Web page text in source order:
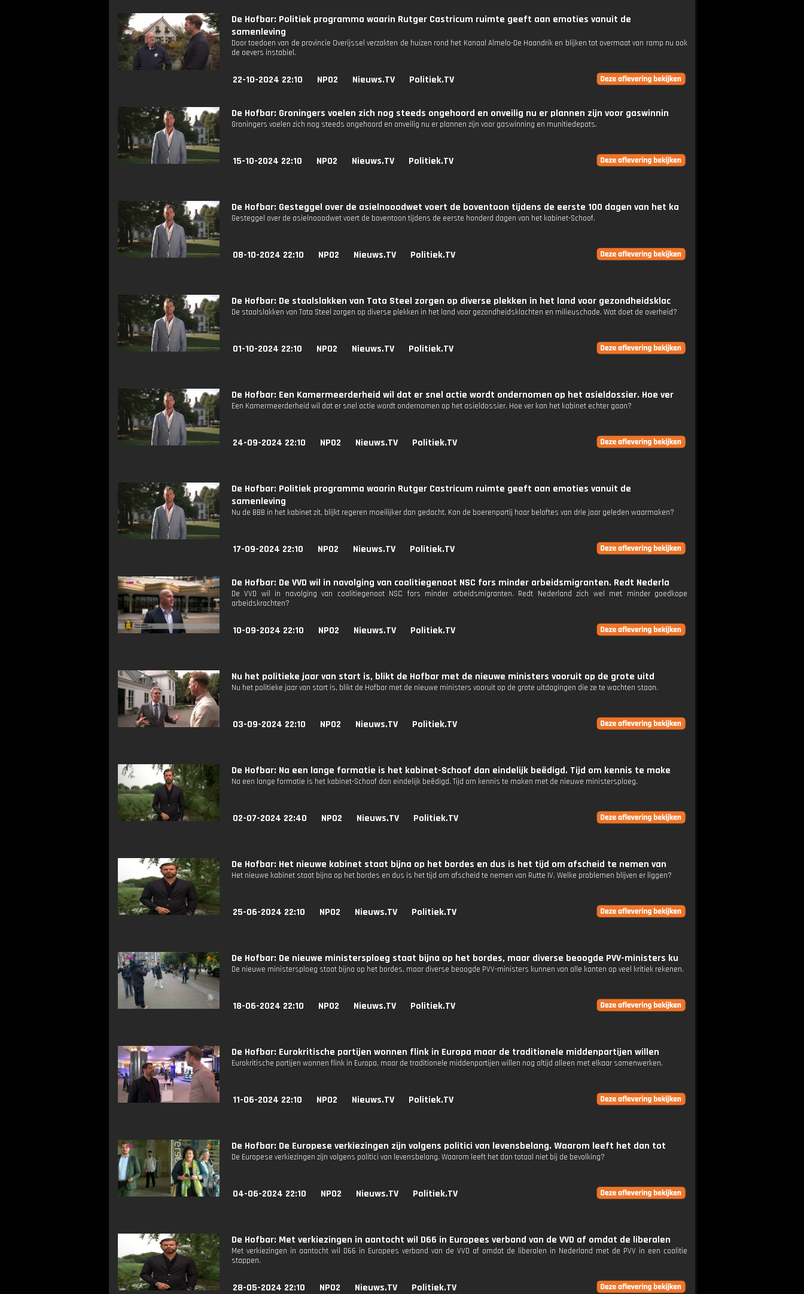
De Hofbar: Politiek programma waarin Rutger Castricum ruimte geeft aan emoties vanuit de
samenleving
Door toedoen van de provincie Overijssel verzakten de huizen rond het Kanaal Almelo-De Haandrik en blijken tot overmaat van ramp nu ook
de oevers instabiel.
22-10-2024 22:10 NPO2 Nieuws.TV Politiek.TV
De Hofbar: Groningers voelen zich nog steeds ongehoord en onveilig nu er plannen zijn voor gaswinnin
Groningers voelen zich nog steeds ongehoord en onveilig nu er plannen zijn voor gaswinning en munitiedepots.
15-10-2024 22:10 NPO2 Nieuws.TV Politiek.TV
De Hofbar: Gesteggel over de asielnooodwet voert de boventoon tijdens de eerste 100 dagen van het ka
Gesteggel over de asielnooodwet voert de boventoon tijdens de eerste honderd dagen van het kabinet-Schoof.
08-10-2024 22:10 NPO2 Nieuws.TV Politiek.TV
De Hofbar: De staalslakken van Tata Steel zorgen op diverse plekken in het land voor gezondheidsklac
De staalslakken van Tata Steel zorgen op diverse plekken in het land voor gezondheidsklachten en milieuschade. Wat doet de overheid?
01-10-2024 22:10 NPO2 Nieuws.TV Politiek.TV
De Hofbar: Een Kamermeerderheid wil dat er snel actie wordt ondernomen op het asieldossier. Hoe ver
Een Kamermeerderheid wil dat er snel actie wordt ondernomen op het asieldossier. Hoe ver kan het kabinet echter gaan?
24-09-2024 22:10 NPO2 Nieuws.TV Politiek.TV
De Hofbar: Politiek programma waarin Rutger Castricum ruimte geeft aan emoties vanuit de
samenleving
Nu de BBB in het kabinet zit, blijkt regeren moeilijker dan gedacht. Kan de boerenpartij haar beloftes van drie jaar geleden waarmaken?
17-09-2024 22:10 NPO2 Nieuws.TV Politiek.TV
De Hofbar: De VVD wil in navolging van coalitiegenoot NSC fors minder arbeidsmigranten. Redt Nederla
De VVD wil in navolging van coalitiegenoot NSC fors minder arbeidsmigranten. Redt Nederland zich wel met minder goedkope
arbeidskrachten?
10-09-2024 22:10 NPO2 Nieuws.TV Politiek.TV
Nu het politieke jaar van start is, blikt de Hofbar met de nieuwe ministers vooruit op de grote uitd
Nu het politieke jaar van start is, blikt de Hofbar met de nieuwe ministers vooruit op de grote uitdagingen die ze te wachten staan.
03-09-2024 22:10 NPO2 Nieuws.TV Politiek.TV
De Hofbar: Na een lange formatie is het kabinet-Schoof dan eindelijk beëdigd. Tijd om kennis te make
Na een lange formatie is het kabinet-Schoof dan eindelijk beëdigd. Tijd om kennis te maken met de nieuwe ministersploeg.
02-07-2024 22:40 NPO2 Nieuws.TV Politiek.TV
De Hofbar: Het nieuwe kabinet staat bijna op het bordes en dus is het tijd om afscheid te nemen van
Het nieuwe kabinet staat bijna op het bordes en dus is het tijd om afscheid te nemen van Rutte IV. Welke problemen blijven er liggen?
25-06-2024 22:10 NPO2 Nieuws.TV Politiek.TV
De Hofbar: De nieuwe ministersploeg staat bijna op het bordes, maar diverse beoogde PVV-ministers ku
De nieuwe ministersploeg staat bijna op het bordes, maar diverse beoogde PVV-ministers kunnen van alle kanten op veel kritiek rekenen.
18-06-2024 22:10 NPO2 Nieuws.TV Politiek.TV
De Hofbar: Eurokritische partijen wonnen flink in Europa maar de traditionele middenpartijen willen
Eurokritische partijen wonnen flink in Europa, maar de traditionele middenpartijen willen nog altijd alleen met elkaar samenwerken.
11-06-2024 22:10 NPO2 Nieuws.TV Politiek.TV
De Hofbar: De Europese verkiezingen zijn volgens politici van levensbelang. Waarom leeft het dan tot
De Europese verkiezingen zijn volgens politici van levensbelang. Waarom leeft het dan totaal niet bij de bevolking?
04-06-2024 22:10 NPO2 Nieuws.TV Politiek.TV
De Hofbar: Met verkiezingen in aantocht wil D66 in Europees verband van de VVD af omdat de liberalen
Met verkiezingen in aantocht wil D66 in Europees verband van de VVD af omdat de liberalen in Nederland met de PVV in een coalitie
stappen.
28-05-2024 22:10 NPO2 Nieuws.TV Politiek.TV